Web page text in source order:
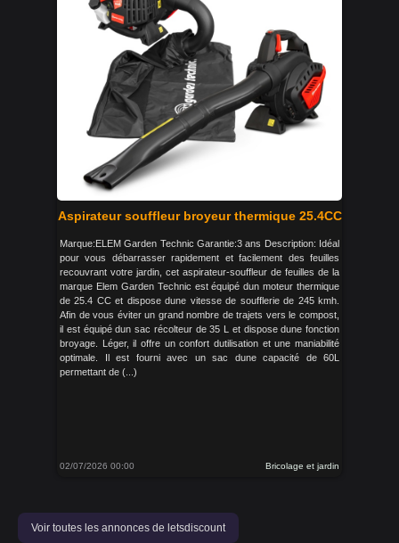
Aspirateur souffleur broyeur thermique 25.4CC
Marque:ELEM Garden Technic Garantie:3 ans Description: Idéal
pour vous débarrasser rapidement et facilement des feuilles
recouvrant votre jardin, cet aspirateur-souffleur de feuilles de la
marque Elem Garden Technic est équipé dun moteur thermique
de 25.4 CC et dispose dune vitesse de soufflerie de 245 kmh.
Afin de vous éviter un grand nombre de trajets vers le compost,
il est équipé dun sac récolteur de 35 L et dispose dune fonction
broyage. Léger, il offre un confort dutilisation et une maniabilité
optimale. Il est fourni avec un sac dune capacité de 60L
permettant de (...)
02/07/2026 00:00 Bricolage et jardin
Voir toutes les annonces de letsdiscount